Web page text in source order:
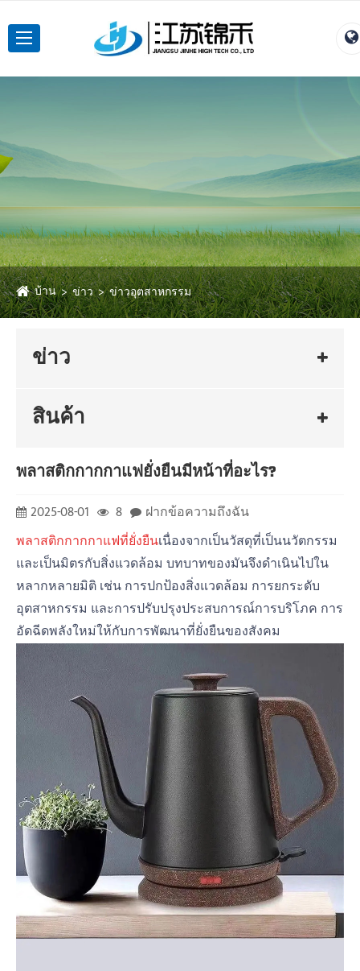
บ้าน ข่าว ข่าวอุตสาหกรรม
ข่าว
สินค้า
พลาสติกกากกาแฟยั่งยืนมีหน้าที่อะไร?
2025-08-01 8
ฝากข้อความถึงฉัน
พลาสติกกากกาแฟที่ยั่งยืนเนื่องจากเป็นวัสดุที่เป็นนวัตกรรม
และเป็นมิตรกับสิ่งแวดล้อม บทบาทของมันจึงดำเนินไปใน
หลากหลายมิติ เช่น การปกป้องสิ่งแวดล้อม การยกระดับ
อุตสาหกรรม และการปรับปรุงประสบการณ์การบริโภค การ
อัดฉีดพลังใหม่ให้กับการพัฒนาที่ยั่งยืนของสังคม